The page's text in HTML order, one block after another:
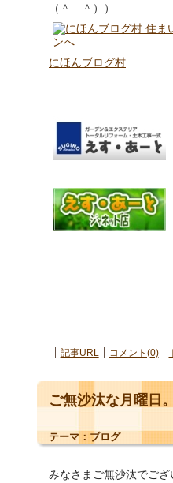
（＾＿＾））
にほんブログ村
記事URL コメント(0)
ご無沙汰な月曜日
テーマ： ブログ
みなさまご無沙汰でご